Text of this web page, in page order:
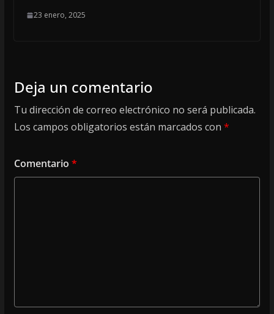
23 enero, 2025
Deja un comentario
Tu dirección de correo electrónico no será publicada.
Los campos obligatorios están marcados con *
Comentario *